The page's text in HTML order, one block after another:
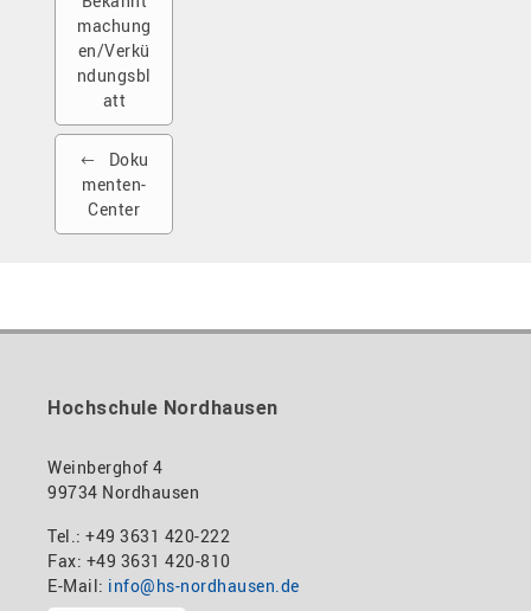
machung
en/Verkü
ndungsbl
att
Doku
menten-
Center
Hochschule Nordhausen
Weinberghof 4
99734 Nordhausen
Tel.: +49 3631 420-222
Fax: +49 3631 420-810
E-Mail: info@hs-nordhausen.de